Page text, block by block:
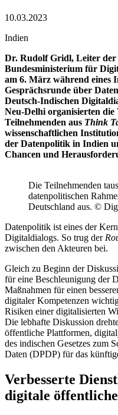
10.03.2023
Indien
Dr. Rudolf Gridl, Leiter
Bundesministerium für
am 6. März während eines
Gesprächsrunde über
Deutsch-Indischen
Neu-Delhi organisierten die
Teilnehmenden aus Think
wissenschaftlichen
der Datenpolitik in Indien
Chancen und
Die Teilnehmenden
datenpolitischen
Deutschland aus. ©
Datenpolitik ist eines der
Digitaldialogs. So trug der
zwischen den Akteuren bei.
Gleich zu Beginn der
für eine Beschleunigung der
Maßnahmen für einen
digitaler Kompetenzen
Risiken einer digitalisierten
Die lebhafte Diskussion
öffentliche Plattformen,
des indischen Gesetzes zum
Daten (DPDP) für das
Verbesserte
digitale